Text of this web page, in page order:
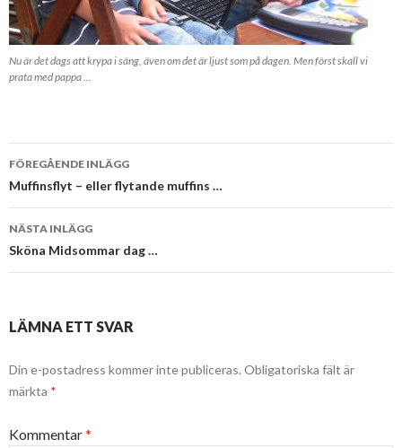
Nu är det dags att krypa i säng, även om det är ljust som på dagen. Men först skall vi
prata med pappa ...
Inläggsnavigering
FÖREGÅENDE INLÄGG
Muffinsflyt – eller flytande muffins …
NÄSTA INLÄGG
Sköna Midsommar dag …
LÄMNA ETT SVAR
Din e-postadress kommer inte publiceras. Obligatoriska fält är
märkta *
Kommentar*